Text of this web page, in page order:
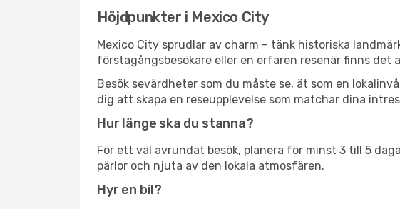
Höjdpunkter i Mexico City
Mexico City sprudlar av charm – tänk historiska
förstagångsbesökare eller en erfaren resenär finns
Besök sevärdheter som du måste se, ät som en
dig att skapa en reseupplevelse som matchar dina
Hur länge ska du stanna?
För ett väl avrundat besök, planera för minst 3 till 5
pärlor och njuta av den lokala atmosfären.
Hyr en bil?